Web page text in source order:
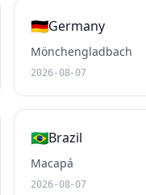
🇩🇪Germany
Mönchengladbach
2026-08-07
🇧🇷Brazil
Macapá
2026-08-07